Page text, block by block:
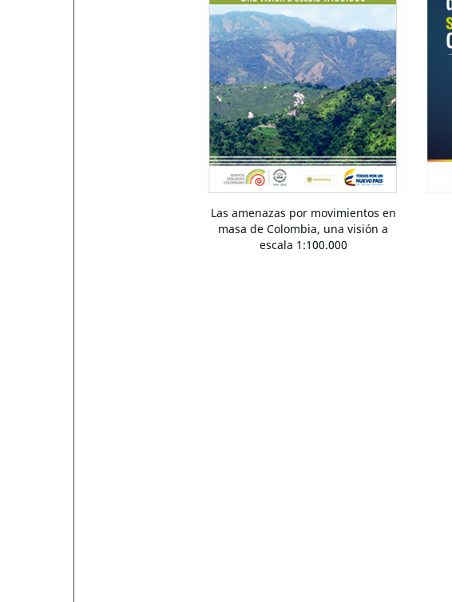
Las amenazas por movimientos en
masa de Colombia, una visión a
escala 1:100.000